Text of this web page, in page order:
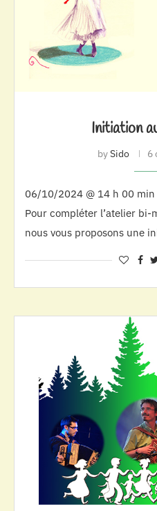
Initiation
bySido 6
06/10/2024 @ 14 h 00
Pour compléter l’atelier bi-
nous vous proposons une